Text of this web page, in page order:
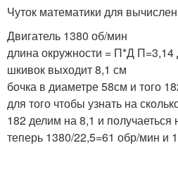
Чуток математики для
Двигатель 1380 об/мин
длина окружности = П*Д П=3,14
шкивок выходит 8,1 см
бочка в диаметре 58см и того
для того чтобы узнать на
182 делим на 8,1 и
теперь 1380/22,5=61 обр/мин и